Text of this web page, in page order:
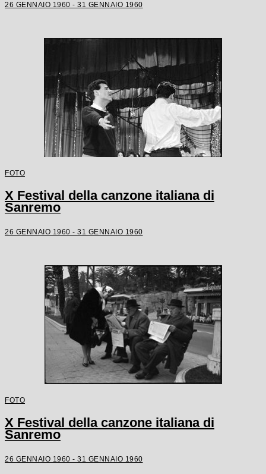
26 GENNAIO 1960 - 31 GENNAIO 1960
FOTO
X Festival della canzone italiana di
Sanremo
26 GENNAIO 1960 - 31 GENNAIO 1960
FOTO
X Festival della canzone italiana di
Sanremo
26 GENNAIO 1960 - 31 GENNAIO 1960